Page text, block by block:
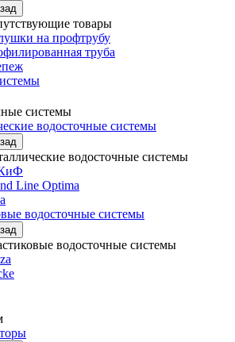
товары
на профтрубу
труба
системы
водосточные системы
водосточные системы
Line Optima
водосточные системы
водосточные системы